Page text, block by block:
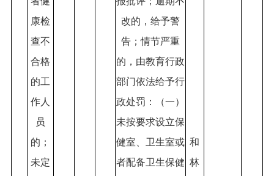
康检
查不
合格
的工
作人
员
的；
未定
改的，给予警
告；情节严重
的，由教育行政
部门依法给予行
政处罚：（一）
未按要求设立保
健室、卫生室或
者配备卫生保健
和
林